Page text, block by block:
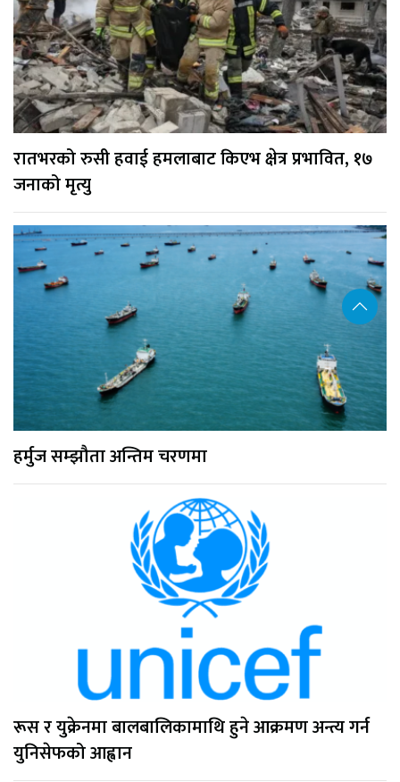
रातभरको रुसी हवाई हमलाबाट किएभ क्षेत्र प्रभावित, १७
जनाको मृत्यु
हर्मुज सम्झौता अन्तिम चरणमा
रूस र युक्रेनमा बालबालिकामाथि हुने आक्रमण अन्त्य गर्न
युनिसेफको आह्वान